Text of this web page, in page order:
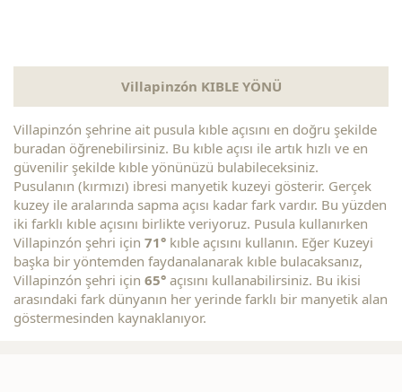
Villapinzón KIBLE YÖNÜ
Villapinzón şehrine ait pusula kıble açısını en doğru şekilde
buradan öğrenebilirsiniz. Bu kıble açısı ile artık hızlı ve en
güvenilir şekilde kıble yönünüzü bulabileceksiniz.
Pusulanın (kırmızı) ibresi manyetik kuzeyi gösterir. Gerçek
kuzey ile aralarında sapma açısı kadar fark vardır. Bu yüzden
iki farklı kıble açısını birlikte veriyoruz. Pusula kullanırken
Villapinzón şehri için 71° kıble açısını kullanın. Eğer Kuzeyi
başka bir yöntemden faydanalanarak kıble bulacaksanız,
Villapinzón şehri için 65° açısını kullanabilirsiniz. Bu ikisi
arasındaki fark dünyanın her yerinde farklı bir manyetik alan
göstermesinden kaynaklanıyor.